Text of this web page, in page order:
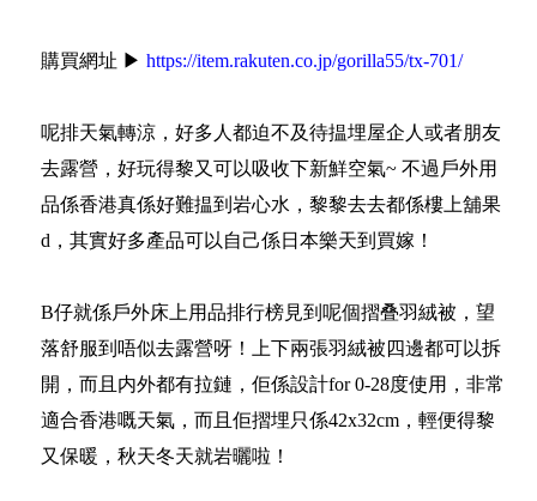
購買網址 ▶ https://item.rakuten.co.jp/gorilla55/tx-701/
呢排天氣轉涼，好多人都迫不及待揾埋屋企人或者朋友
去露營，好玩得黎又可以吸收下新鮮空氣~ 不過戶外用
品係香港真係好難揾到岩心水，黎黎去去都係樓上舖果
d，其實好多產品可以自己係日本樂天到買嫁！
B仔就係戶外床上用品排行榜見到呢個摺叠羽絨被，望
落舒服到唔似去露營呀！上下兩張羽絨被四邊都可以拆
開，而且内外都有拉鏈，佢係設計for 0-28度使用，非常
適合香港嘅天氣，而且佢摺埋只係42x32cm，輕便得黎
又保暖，秋天冬天就岩曬啦！